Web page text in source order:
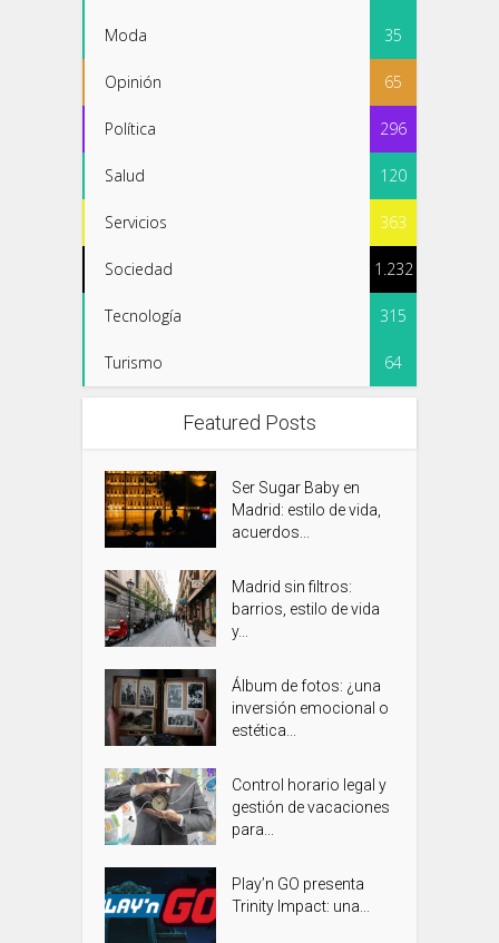
Moda 35
Opinión 65
Política 296
Salud 120
Servicios 363
Sociedad 1.232
Tecnología 315
Turismo 64
Featured Posts
Ser Sugar Baby en
Madrid: estilo de vida,
acuerdos...
Madrid sin filtros:
barrios, estilo de vida
y...
Álbum de fotos: ¿una
inversión emocional o
estética...
Control horario legal y
gestión de vacaciones
para...
Play’n GO presenta
Trinity Impact: una...